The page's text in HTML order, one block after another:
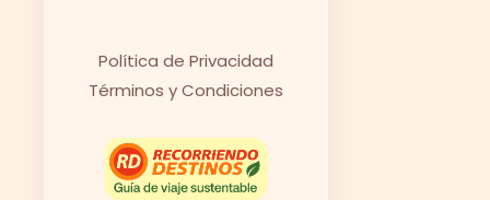
Política de Privacidad
Términos y Condiciones